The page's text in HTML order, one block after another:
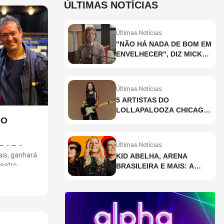
OS
ganhará
direção
de
ÚLTIMAS NOTÍCIAS
Últimas Notícias
"NÃO HÁ NADA DE BOM EM
ENVELHECER", DIZ MICK
Últimas Notícias
5 ARTISTAS DO
LOLLAPALOOZA CHICAGO
Últimas Notícias
KID ABELHA, ARENA
BRASILEIRA E MAIS: A